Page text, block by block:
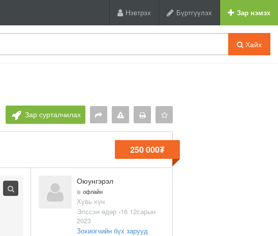
Нэвтрэх Бүртгүүлэх Зар нэмэх
Хайх
Зар сурталчилах
250 000₮
Оюунгэрэл
офлайн
Хувь хүн
Элссэн өдөр -16 12сарын
2023
Зохиогчийн бүх зарууд